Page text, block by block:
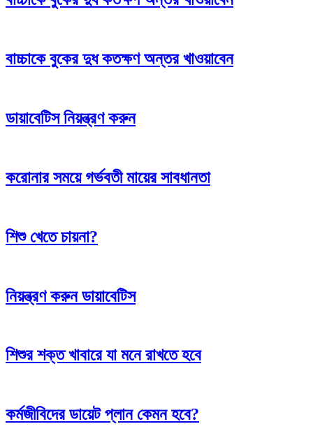
বাচ্চাকে বুকের দুধ কতক্ষণ অন্তর খাওয়াবেন
ডায়াবেটিস নিয়ন্ত্রণ করুন
করোনার সময়ে গর্ভবতী মায়ের সাবধানতা
শিশু খেতে চায়না?
নিয়ন্ত্রণ করুন ডায়াবেটিস
শিশুর শক্ত খাবারে যা মনে রাখতে হবে
কর্মজীবিদের ডায়েট প্লান কেমন হবে?